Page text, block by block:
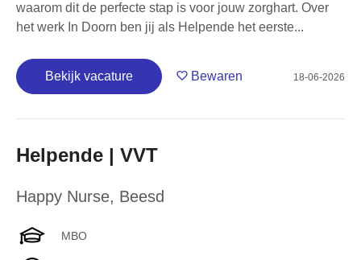
waarom dit de perfecte stap is voor jouw zorghart. Over
het werk In Doorn ben jij als Helpende het eerste...
Bekijk vacature Bewaren 18-06-2026
Helpende | VVT
Happy Nurse, Beesd
MBO